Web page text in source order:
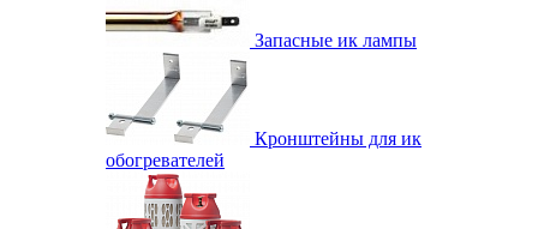
Запасные ик лампы
Кронштейны для ик
обогревателей